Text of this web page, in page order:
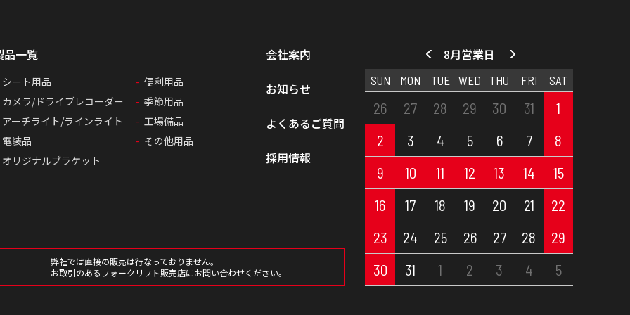
品一覧
シート用品
カメラ/ドライブレコーダー
アーチライト/ラインライト
電装品
オリジナルブラケット
便利用品
季節用品
工場備品
その他用品
会社案内
お知らせ
よくあるご質問
採用情報
弊社では直接の販売は行なっておりません。
お取引のあるフォークリフト販売店にお問い合わせください。
8月営業日
SUN MON TUE WED THU FRI SAT
26 27 28 29 30 31
1
2
3 4 5 6 7
8
9
10 11 12 13 14
15
16
17 18 19 20 21
22
23
24 25 26 27 28
29
30
31 1 2 3 4 5